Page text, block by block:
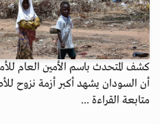
كشف المتحدث باسم الأمين العام
أن السودان يشهد أكبر أزمة نزوح
متابعة القراءة ...